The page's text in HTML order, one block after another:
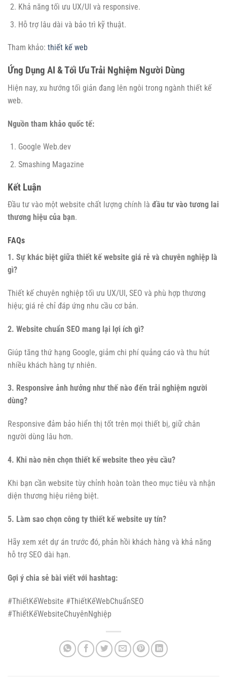
Khả năng tối ưu UX/UI và responsive.
Hỗ trợ lâu dài và bảo trì kỹ thuật.
Tham khảo: thiết kế web
Ứng Dụng AI & Tối Ưu Trải Nghiệm Người Dùng
Hiện nay, xu hướng tối giản đang lên ngôi trong ngành thiết kế
web.
Nguồn tham khảo quốc tế:
Google Web.dev
Smashing Magazine
Kết Luận
Đầu tư vào một website chất lượng chính là đầu tư vào tương lai
thương hiệu của bạn.
FAQs
1. Sự khác biệt giữa thiết kế website giá rẻ và chuyên nghiệp là
gì?
Thiết kế chuyên nghiệp tối ưu UX/UI, SEO và phù hợp thương
hiệu; giá rẻ chỉ đáp ứng nhu cầu cơ bản.
2. Website chuẩn SEO mang lại lợi ích gì?
Giúp tăng thứ hạng Google, giảm chi phí quảng cáo và thu hút
nhiều khách hàng tự nhiên.
3. Responsive ảnh hưởng như thế nào đến trải nghiệm người
dùng?
Responsive đảm bảo hiển thị tốt trên mọi thiết bị, giữ chân
người dùng lâu hơn.
4. Khi nào nên chọn thiết kế website theo yêu cầu?
Khi bạn cần website tùy chỉnh hoàn toàn theo mục tiêu và nhận
diện thương hiệu riêng biệt.
5. Làm sao chọn công ty thiết kế website uy tín?
Hãy xem xét dự án trước đó, phản hồi khách hàng và khả năng
hỗ trợ SEO dài hạn.
Gợi ý chia sẻ bài viết với hashtag:
#ThiếtKếWebsite #ThiếtKếWebChuẩnSEO
#ThiếtKếWebsiteChuyênNghiệp